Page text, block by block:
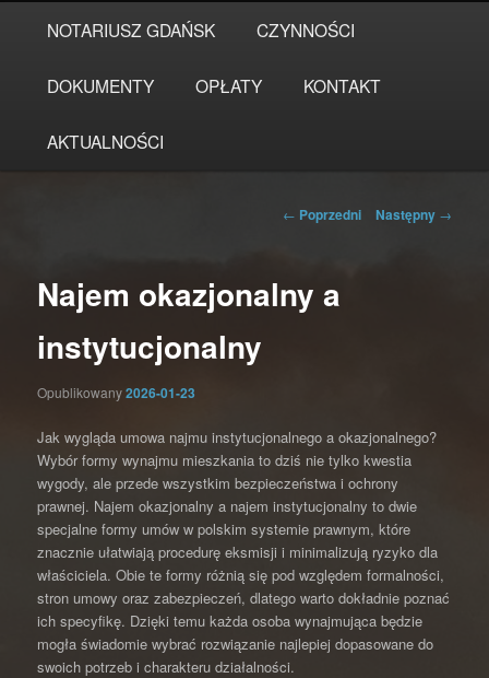
NOTARIUSZ GDAŃSK CZYNNOŚCI
DOKUMENTY OPŁATY KONTAKT
AKTUALNOŚCI
Nawigacja
← Poprzedni Następny →
Najem okazjonalny a
instytucjonalny
Opublikowany2026-01-23
Jak wygląda umowa najmu instytucjonalnego a okazjonalnego?
Wybór formy wynajmu mieszkania to dziś nie tylko kwestia
wygody, ale przede wszystkim bezpieczeństwa i ochrony
prawnej. Najem okazjonalny a najem instytucjonalny to dwie
specjalne formy umów w polskim systemie prawnym, które
znacznie ułatwiają procedurę eksmisji i minimalizują ryzyko dla
właściciela. Obie te formy różnią się pod względem formalności,
stron umowy oraz zabezpieczeń, dlatego warto dokładnie poznać
ich specyfikę. Dzięki temu każda osoba wynajmująca będzie
mogła świadomie wybrać rozwiązanie najlepiej dopasowane do
swoich potrzeb i charakteru działalności.